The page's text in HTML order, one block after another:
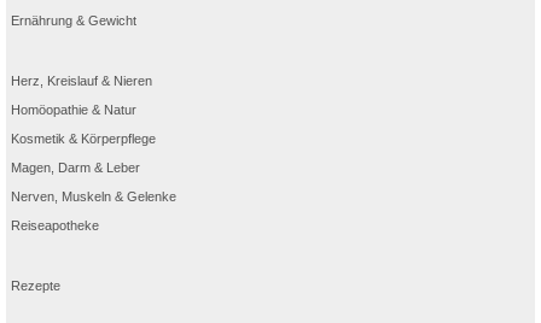
Ernährung & Gewicht
Herz, Kreislauf & Nieren
Homöopathie & Natur
Kosmetik & Körperpflege
Magen, Darm & Leber
Nerven, Muskeln & Gelenke
Reiseapotheke
Rezepte